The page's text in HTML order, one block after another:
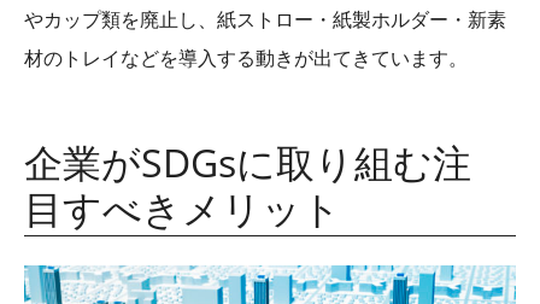
やカップ類を廃止し、紙ストロー・紙製ホルダー・新素
材のトレイなどを導入する動きが出てきています。
企業がSDGsに取り組む注
目すべきメリット